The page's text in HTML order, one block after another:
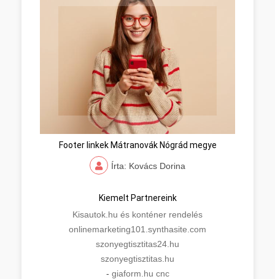
Footer linkek Mátranovák Nógrád megye
Írta: Kovács Dorina
Kiemelt Partnereink
Kisautok.hu és konténer rendelés
onlinemarketing101.synthasite.com
szonyegtisztitas24.hu
szonyegtisztitas.hu
- giaform.hu cnc